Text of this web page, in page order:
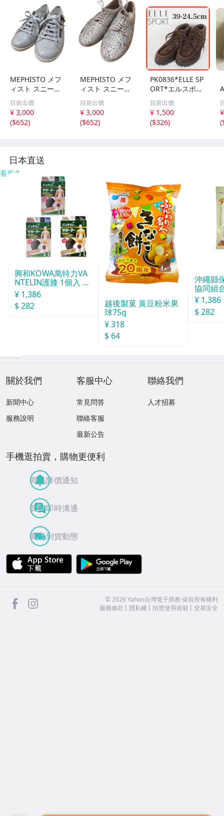
MEPHISTO メフ
ィスト スニーカ
ー ローカット レ
ースアップ サイ
ズ EUR 3 グレー
QQQ レディース
目前出價
¥ 3,000
($652)
MEPHISTO メフ
ィスト スニーカ
ー レースアップ
パイソン柄 サイ
ズ EUR 3 ゴール
ド カラー ベージ
目前出價
¥ 3,000
($652)
PK0836*ELLE SP
ORT*エルスポー
ツ*レディースシ
ューズ*39-24.5c
m*茶
目前出價
¥ 1,500
($326)
(
日本直送
看更多
興和KOWA萬特力VA
NTELIN護膝 1個入 L
號
¥ 1,386
$ 282
越後製菓 黃豆粉米果
球75g
¥ 318
$ 64
沖繩縣
協同組
球酒豪
6包入
¥ 1,386
$ 282
關於我們
新聞中心
服務說明
客服中心
常見問答
聯絡客服
最新公告
聯絡我們
人才招募
手機逛拍賣，購物更便利
商品降價通知
買賣即時溝通
商品到貨動態
APP Store
facebook ©2026 Yahoo台灣電子商務 保留所有權利
服務條款
隱私權 拍賣使用規範 交易安全